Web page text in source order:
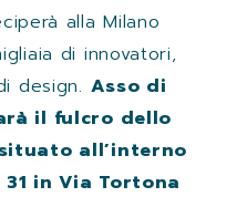
alla Milano
di innovatori,
design. Asso di
il fulcro dello
all’interno
in Via Tortona